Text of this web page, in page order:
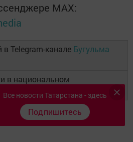
MАХ:
Telegram-канале Бугульма
в национальном
«Дзен»
Все новости Татарстана - здесь
Подпишитесь